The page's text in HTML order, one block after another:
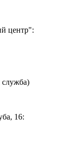
центр":
служба)
16: